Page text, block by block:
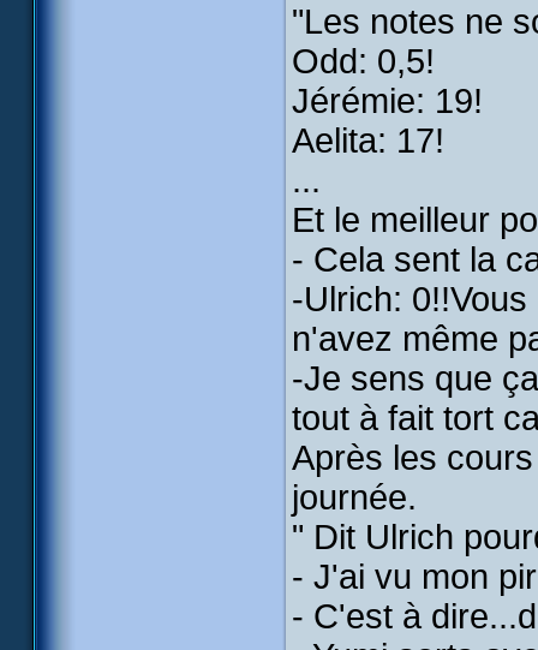
"Les notes ne
Odd: 0,5!
Jérémie: 19!
Aelita: 17!
...
Et le meilleur
- Cela sent la
-Ulrich:
n'avez même
-Je sens que
tout à fait tort
Après les
journée.
" Dit Ulrich
- J'ai vu mon
- C'est à